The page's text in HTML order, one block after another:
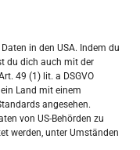
in den USA. Indem du
du dich auch mit der
49 (1) lit. a DSGVO
Land mit einem
angesehen.
von US-Behörden zu
werden, unter Umständen
F S
5 6
12 13 14